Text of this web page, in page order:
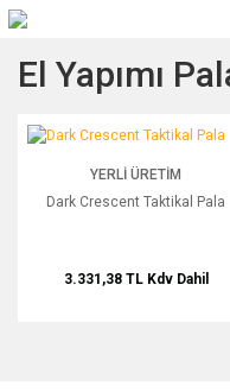
El Yapımı
Dark Crescent Taktikal Pala
YERLI ÜRETIM
Dark Crescent Taktikal Pala
3.331,38 TL Kdv Dahil